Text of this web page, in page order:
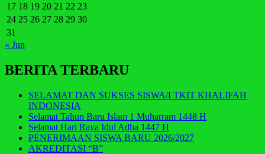
17 18 19 20 21 22 23
24 25 26 27 28 29 30
31
« Jun
BERITA TERBARU
SELAMAT DAN SUKSES SISWA/I TKIT KHALIFAH
INDONESIA
Selamat Tahun Baru Islam 1 Muharram 1448 H
Selamat Hari Raya Idul Adha 1447 H
PENERIMAAN SISWA BARU 2026/2027
AKREDITASI “B”